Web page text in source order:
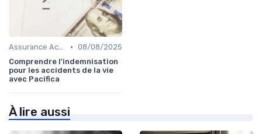
Assurance Accident • 08/08/2025
Comprendre l'indemnisation
pour les accidents de la vie
avec Pacifica
À lire aussi